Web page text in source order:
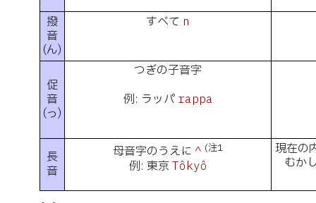
撥
音
(ん)
すべて n
促
音
(っ)
つぎの子音字
例: ラッパ rappa
長
音
母音字のうえに ^ (注1
例: 東京 Tôkyô
現在の
むか